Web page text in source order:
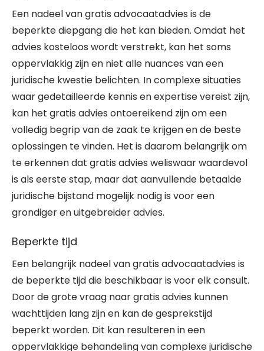
Een nadeel van gratis advocaatadvies is de
beperkte diepgang die het kan bieden. Omdat het
advies kosteloos wordt verstrekt, kan het soms
oppervlakkig zijn en niet alle nuances van een
juridische kwestie belichten. In complexe situaties
waar gedetailleerde kennis en expertise vereist zijn,
kan het gratis advies ontoereikend zijn om een
volledig begrip van de zaak te krijgen en de beste
oplossingen te vinden. Het is daarom belangrijk om
te erkennen dat gratis advies weliswaar waardevol
is als eerste stap, maar dat aanvullende betaalde
juridische bijstand mogelijk nodig is voor een
grondiger en uitgebreider advies.
Beperkte tijd
Een belangrijk nadeel van gratis advocaatadvies is
de beperkte tijd die beschikbaar is voor elk consult.
Door de grote vraag naar gratis advies kunnen
wachttijden lang zijn en kan de gesprekstijd
beperkt worden. Dit kan resulteren in een
oppervlakkige behandeling van complexe juridische